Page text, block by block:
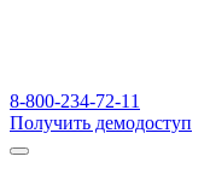
8-800-234-72-11
Получить демодоступ